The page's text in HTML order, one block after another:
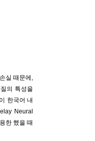
실 때문에,
의 특성을
한국어 내
Neural
한 했을 때